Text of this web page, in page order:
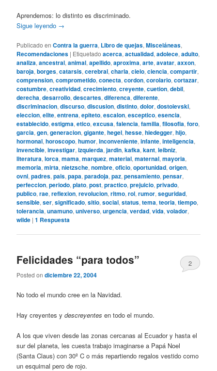
Aprendemos: lo distinto es discriminado.
Sigue leyendo →
Publicado en Contra la guerra, Libro de quejas,Misceláneas,
Recomendaciones | Etiquetado acerca,actualidad,adolece,adulto,
analiza,ancestral,animal,apellido,aproxima,arte,avatar,axxon,
baroja,borges,catarsis,cerebral,charla,cielo,ciencia,compartir,
comprension,comprometido,conecta,cordon,corolario,cortazar,
costumbre,creatividad,crecimiento,creyente,cuetion,debil,
derecha,desarrollo,descartes,diferenca,diferente,
discriminacion,discurso,discusion,distinto,dolor,dostoievski,
eleccion,elite,entrena,epiteto,escalon,esceptico,esencia,
establecido,estigma,etico,excusa,falencia,familia,filosofia,foro,
garcia,gen,generacion,gigante,hegel,hesse,hiedegger,hijo,
hormonal,horoscopo,humor,inconveniente,infante,inteligencia,
invencible,investigar,izquierda,jardin,kafka,kant,leibniz,
literatura,lorca,mama,marquez,material,maternal,mayoria,
memoria,mirta,nietzsche,nombre,oficio,oportunidad,origen,
ovni,padres,pais,papa,paradoja,paz,pensamiento,pensar,
perfeccion,periodo,plato,post,practico,prejuicio,privado,
publico,rae,reflexion,revolucion,ritmo,rol,rumor,seguridad,
sensible,ser,significado,sitio,social,status,tema,teoria,tiempo,
tolerancia,unamuno,universo,urgencia,verdad,vida,volador,
wilde |1 Respuesta
Felicidades “para todos”
Posted ondiciembre 22, 2004
2
No todo el mundo cree en la Navidad.
Hay creyentes ydescreyentes en todo el mundo.
A los que viven desde las zonas cercanas al Ecuador y hasta el
sur del planeta, les cuesta trabajo imaginarse a Papá Noel
(Santa Claus) con 30º C o más repartiendo regalos vestido como
un esquimal pero de rojo.